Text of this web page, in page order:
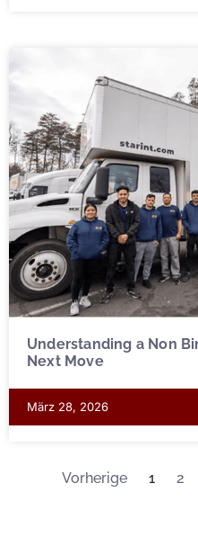
Understanding a Non
Next Move
März 28, 2026
Vorherige 1 2